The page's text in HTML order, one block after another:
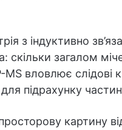
з індуктивно
скільки загалом
вловлює слідові
підрахунку
картину